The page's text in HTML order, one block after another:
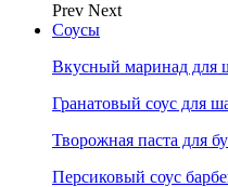
Prev Next
Соусы
Вкусный маринад для
Гранатовый соус для
Творожная паста для
Персиковый соус